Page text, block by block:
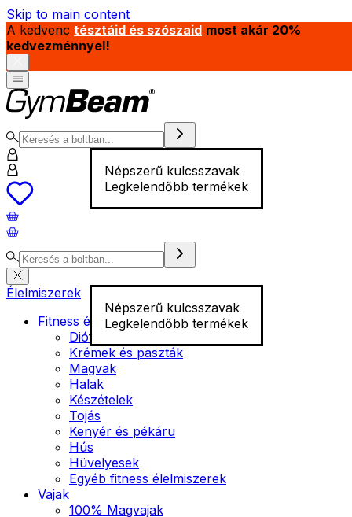
Skip to main content
A kedvenc tésztáid és szószaid most akár 20%
kedvezménnyel!
Népszerű kulcsszavak
Legkelendőbb termékek
Népszerű kulcsszavak
Legkelendőbb termékek
Élelmiszerek
Fitness élelmiszer
Diófélék
Krémek és paszták
Magvak
Halak
Készételek
Tojás
Kenyér és pékáru
Hús
Hüvelyesek
Egyéb fitness élelmiszerek
Vajak
100% Magvajak